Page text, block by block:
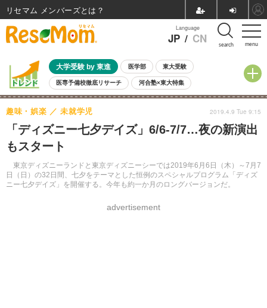
menu
Language
JP / CN search
大学受験 by 東進 医学部 東大受験
医専予備校徹底リサーチ 河合塾×東大特集
親子で考える大学選び 高校受験 中学受験 小学校受験
共通テスト 夏休み
8月開催イベント・WS 全国公立高校 過去問 人気記事
自由研究教材（小学生向け）
「ディズニー七夕デイズ」6/6-7/7…夜の新演出
もスタート
東京ディズニーランドと東京ディズニーシーでは2019年6月6日（木）～7月7
日（日）の32日間、七夕をテーマとした恒例のスペシャルプログラム「ディズ
ニー七夕デイズ」を開催する。今年も約一か月のロングバージョンだ。
趣味・娯楽 未就学児
advertisement
2019.4.9 Tue 9:15
リセマム メンバーズ